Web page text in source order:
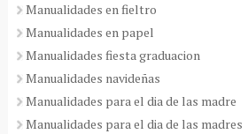
Manualidades en fieltro
Manualidades en papel
Manualidades fiesta graduacion
Manualidades navideñas
Manualidades para el dia de las madre
Manualidades para el dia de las madres